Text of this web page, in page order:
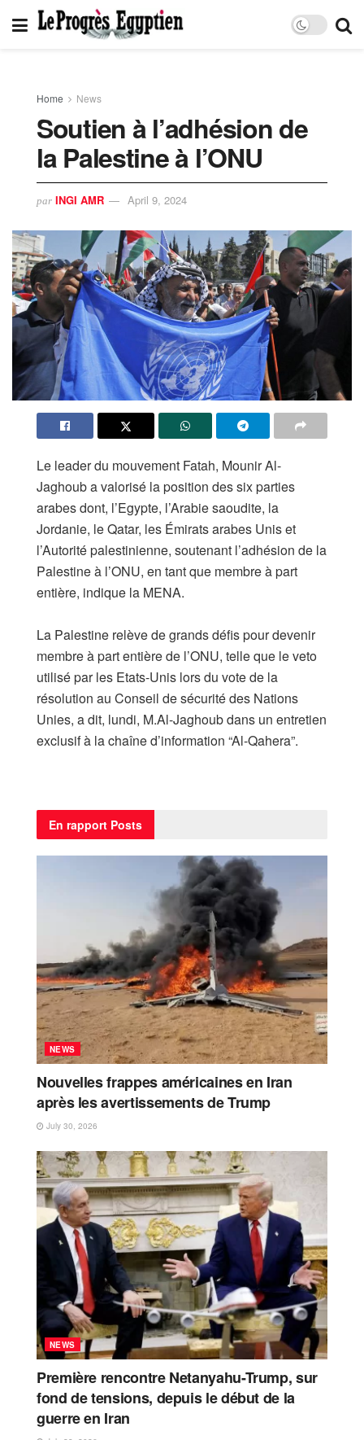
Home News
Soutien à l’adhésion de
la Palestine à l’ONU
par INGI AMR April 9, 2024
Le leader du mouvement Fatah, Mounir Al-
Jaghoub a valorisé la position des six parties
arabes dont, l’Egypte, l’Arabie saoudite, la
Jordanie, le Qatar, les Émirats arabes Unis et
l’Autorité palestinienne, soutenant l’adhésion de la
Palestine à l’ONU, en tant que membre à part
entière, indique la MENA.
La Palestine relève de grands défis pour devenir
membre à part entière de l’ONU, telle que le veto
utilisé par les Etats-Unis lors du vote de la
résolution au Conseil de sécurité des Nations
Unies, a dit, lundi, M.Al-Jaghoub dans un entretien
exclusif à la chaîne d’information “Al-Qahera”.
En rapport Posts
NEWS
Nouvelles frappes américaines en Iran
après les avertissements de Trump
July 30, 2026
NEWS
Première rencontre Netanyahu-Trump, sur
fond de tensions, depuis le début de la
guerre en Iran